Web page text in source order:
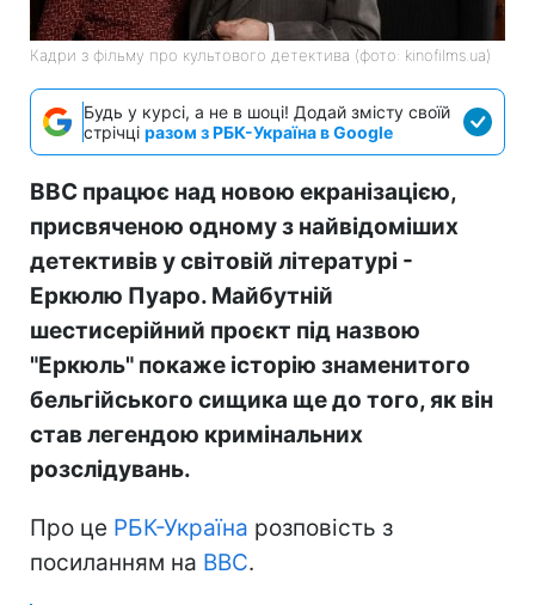
Кадри з фільму про культового детектива (фото: kinofilms.ua)
Будь у курсі, а не в шоці! Додай змісту своїй
стрічці разом з РБК-Україна в Google
BBC працює над новою екранізацією,
присвяченою одному з найвідоміших
детективів у світовій літературі -
Еркюлю Пуаро. Майбутній
шестисерійний проєкт під назвою
"Еркюль" покаже історію знаменитого
бельгійського сищика ще до того, як він
став легендою кримінальних
розслідувань.
Про це РБК-Україна розповість з
посиланням на BBC.